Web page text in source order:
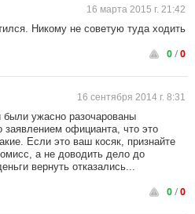
16 марта 2015 г. 21:42
Никому не советую туда ходить
0/0
16 сентября 2014 г. 8:31
ужасно разочарованы
заявлением официанта, что это
Если это ваш косяк, признайте
а не доводить дело до
вернуть отказались...
0/0